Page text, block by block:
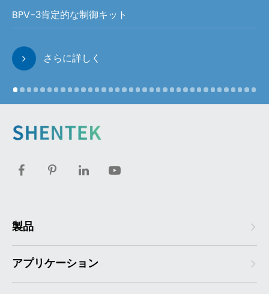
BPV-3肯定的な制御キット
さらに詳しく
製品
アプリケーション